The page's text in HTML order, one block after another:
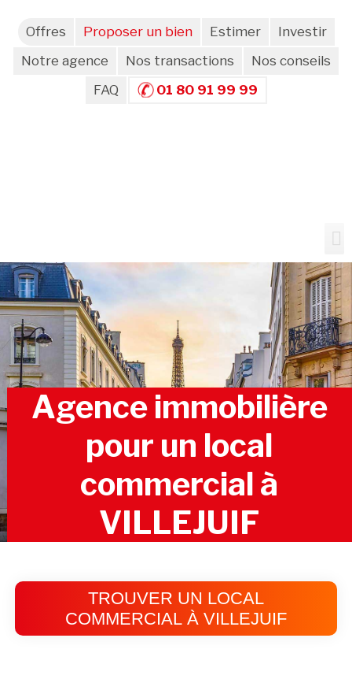
Offres Proposer un bien Estimer
Investir
Notre agence
Nos transactions
Nos conseils
FAQ
01 80 91 99 99
Agence immobilière
pour un local
commercial à
VILLEJUIF
TROUVER UN LOCAL
COMMERCIAL À VILLEJUIF